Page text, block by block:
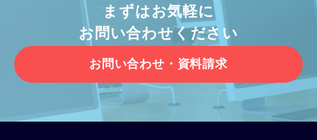
まずはお気軽に
お問い合わせください
お問い合わせ・資料請求